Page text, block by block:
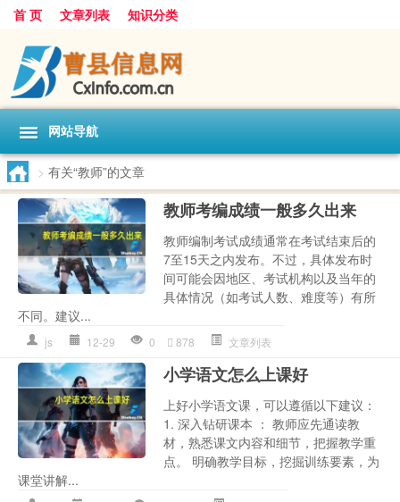
首 页 文章列表 知识分类
网站导航
> 有关“教师”的文章
教师考编成绩一般多久出来
教师编制考试成绩通常在考试结束后的
7至15天之内发布。不过，具体发布时
间可能会因地区、考试机构以及当年的
具体情况（如考试人数、难度等）有所
不同。建议...
js 12-29 0 878 文章列表
小学语文怎么上课好
上好小学语文课，可以遵循以下建议：
1. 深入钻研课本 ： 教师应先通读教
材，熟悉课文内容和细节，把握教学重
点。 明确教学目标，挖掘训练要素，为
课堂讲解...